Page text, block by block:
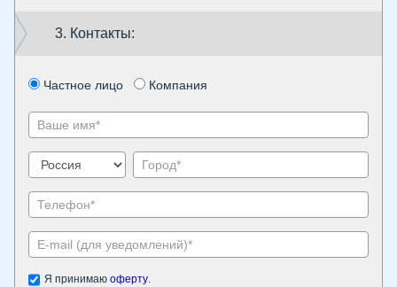
3. Контакты:
Частное лицо Компания
Я принимаю оферту.